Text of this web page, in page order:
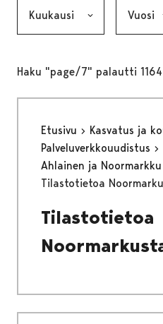
Haku "page/7" palautti
Etusivu
Kasvatus ja
Palveluverkkouudistus
Ahlainen ja Noormarkku
Tilastotietoa
Tilastotietoa